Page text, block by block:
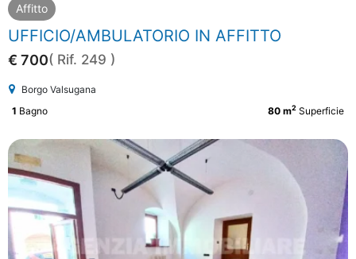
Affitto
UFFICIO/AMBULATORIO IN AFFITTO
€ 700( Rif. 249 )
Borgo Valsugana
80 m2 Superficie
1 Bagno